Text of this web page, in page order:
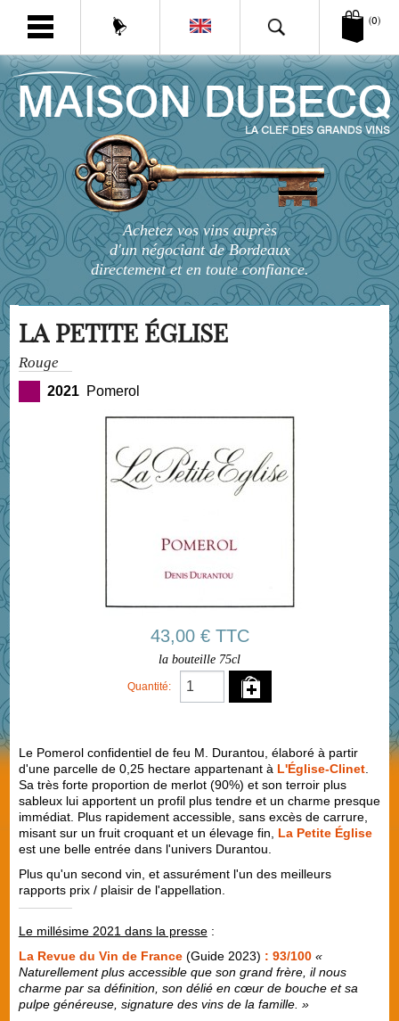
(0)
Achetez vos vins auprès
d'un négociant de Bordeaux
directement et en toute confiance.
LA PETITE ÉGLISE
Rouge
2021 Pomerol
43,00 € TTC
la bouteille 75cl
Quantité:
Le Pomerol confidentiel de feu M. Durantou, élaboré à partir
d'une parcelle de 0,25 hectare appartenant à L'Église-Clinet.
Sa très forte proportion de merlot (90%) et son terroir plus
sableux lui apportent un profil plus tendre et un charme presque
immédiat. Plus rapidement accessible, sans excès de carrure,
misant sur un fruit croquant et un élevage fin, La Petite Église
est une belle entrée dans l'univers Durantou.
Plus qu'un second vin, et assurément l'un des meilleurs
rapports prix / plaisir de l'appellation.
Le millésime 2021 dans la presse:
La Revue du Vin de France(Guide 2023) : 93/100 «
Naturellement plus accessible que son grand frère, il nous
charme par sa définition, son délié en cœur de bouche et sa
pulpe généreuse, signature des vins de la famille. »